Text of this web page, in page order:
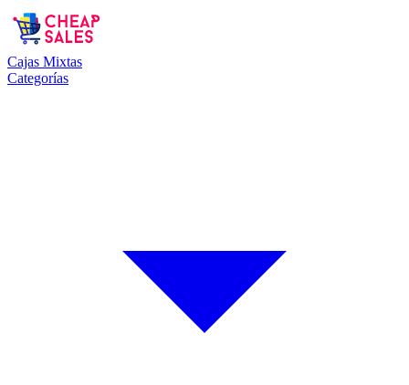
Cajas Mixtas
Categorías